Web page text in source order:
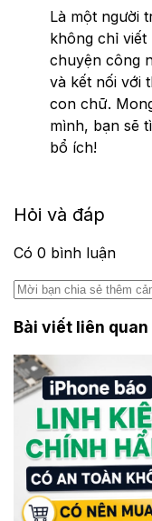
Là một người
không chỉ
chuyện công
và kết nối với
con chữ.
mình, bạn sẽ
bổ ích!
Hỏi và đáp
Có 0 bình luận
Bài viết liên quan